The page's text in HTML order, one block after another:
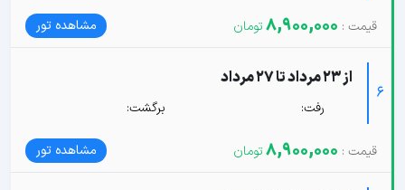
8,900,000 مشاهده تور
6
از 23 مرداد تا 27 مرداد
رفت: برگشت:
8,900,000 مشاهده تور